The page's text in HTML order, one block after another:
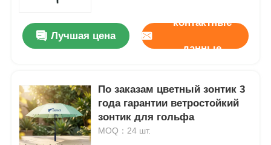
Лучшая цена
контактные
данные
По заказам цветный зонтик 3
года гарантии ветростойкий
зонтик для гольфа
MOQ：24 шт.